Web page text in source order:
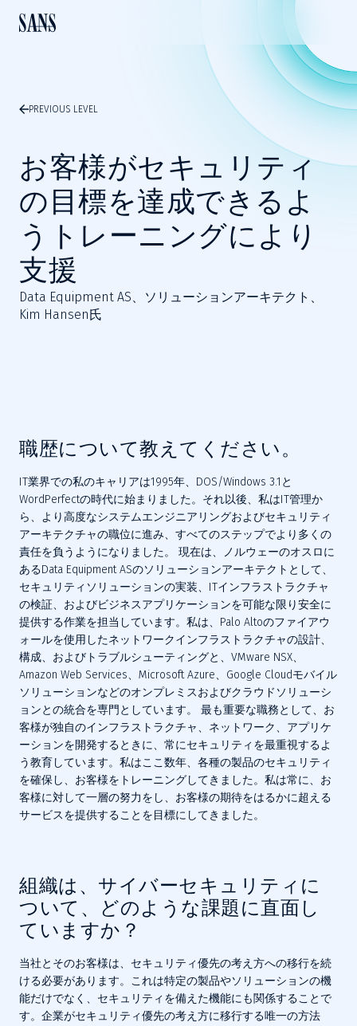
PREVIOUS LEVEL
お客様がセキュリティ
の目標を達成できるよ
うトレーニングにより
支援
Data Equipment AS、ソリューションアーキテクト、
Kim Hansen氏
職歴について教えてください。
IT業界での私のキャリアは1995年、DOS/Windows 3.1と
WordPerfectの時代に始まりました。それ以後、私はIT管理か
ら、より高度なシステムエンジニアリングおよびセキュリティ
アーキテクチャの職位に進み、すべてのステップでより多くの
責任を負うようになりました。 現在は、ノルウェーのオスロに
あるData Equipment ASのソリューションアーキテクトとして、
セキュリティソリューションの実装、ITインフラストラクチャ
の検証、およびビジネスアプリケーションを可能な限り安全に
提供する作業を担当しています。私は、Palo Altoのファイアウ
ォールを使用したネットワークインフラストラクチャの設計、
構成、およびトラブルシューティングと、VMware NSX、
Amazon Web Services、Microsoft Azure、Google Cloudモバイル
ソリューションなどのオンプレミスおよびクラウドソリューシ
ョンとの統合を専門としています。 最も重要な職務として、お
客様が独自のインフラストラクチャ、ネットワーク、アプリケ
ーションを開発するときに、常にセキュリティを最重視するよ
う教育しています。私はここ数年、各種の製品のセキュリティ
を確保し、お客様をトレーニングしてきました。私は常に、お
客様に対して一層の努力をし、お客様の期待をはるかに超える
サービスを提供することを目標にしてきました。
組織は、サイバーセキュリティに
ついて、どのような課題に直面し
ていますか？
当社とそのお客様は、セキュリティ優先の考え方への移行を続
ける必要があります。これは特定の製品やソリューションの機
能だけでなく、セキュリティを備えた機能にも関係することで
す。企業がセキュリティ優先の考え方に移行する唯一の方法